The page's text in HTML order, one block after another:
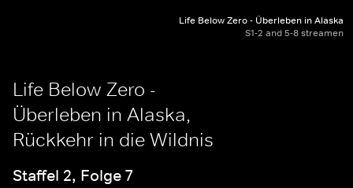
Life Below Zero - Überleben in Alaska
S1-2 and 5-8 streamen
Life Below Zero -
Überleben in Alaska,
Rückkehr in die Wildnis
Staffel 2, Folge 7